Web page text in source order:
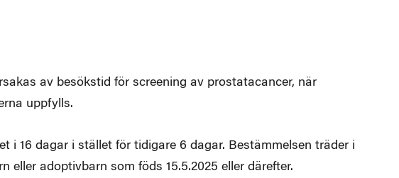
av besökstid för screening av prostatacancer, när
uppfylls.
i 16 dagar i stället för tidigare 6 dagar. Bestämmelsen träder i
eller adoptivbarn som föds 15.5.2025 eller därefter.